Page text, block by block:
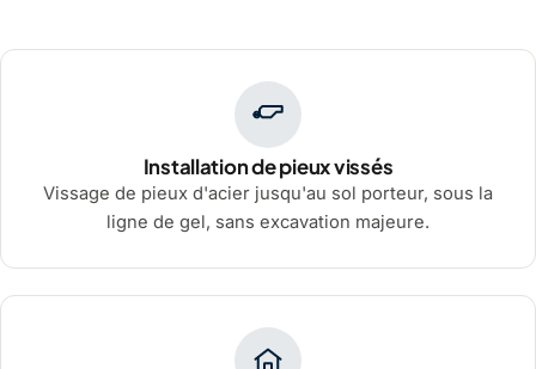
Installation de pieux vissés
Vissage de pieux d'acier jusqu'au sol porteur, sous la
ligne de gel, sans excavation majeure.